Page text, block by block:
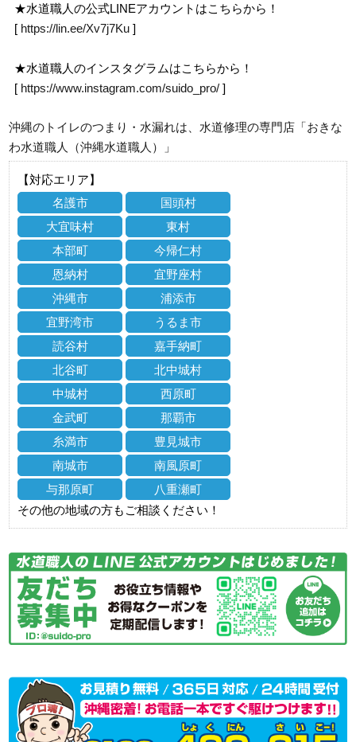
★水道職人の公式LINEアカウントはこちらから！
[ https://lin.ee/Xv7j7Ku ]
★水道職人のインスタグラムはこちらから！
[ https://www.instagram.com/suido_pro/ ]
沖縄のトイレのつまり・水漏れは、水道修理の専門店「おきな
わ水道職人（沖縄水道職人）」
【対応エリア】
名護市
国頭村
大宜味村
東村
本部町
今帰仁村
恩納村
宜野座村
沖縄市
浦添市
宜野湾市
うるま市
読谷村
嘉手納町
北谷町
北中城村
中城村
西原町
金武町
那覇市
糸満市
豊見城市
南城市
南風原町
与那原町
八重瀬町
その他の地域の方もご相談ください！